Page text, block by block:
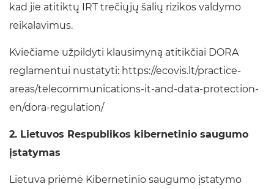
kad jie atitiktų IRT trečiųjų šalių rizikos valdymo
reikalavimus.
Kviečiame užpildyti klausimyną atitikčiai DORA
reglamentui nustatyti: https://ecovis.lt/practice-
areas/telecommunications-it-and-data-protection-
en/dora-regulation/
2. Lietuvos Respublikos kibernetinio saugumo
įstatymas
Lietuva priėmė Kibernetinio saugumo įstatymo